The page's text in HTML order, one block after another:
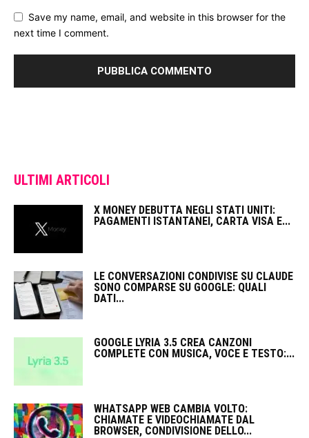
Save my name, email, and website in this browser for the
next time I comment.
ULTIMI ARTICOLI
X MONEY DEBUTTA NEGLI STATI UNITI:
PAGAMENTI ISTANTANEI, CARTA VISA E...
LE CONVERSAZIONI CONDIVISE SU CLAUDE
SONO COMPARSE SU GOOGLE: QUALI
DATI...
GOOGLE LYRIA 3.5 CREA CANZONI
COMPLETE CON MUSICA, VOCE E TESTO:...
WHATSAPP WEB CAMBIA VOLTO:
CHIAMATE E VIDEOCHIAMATE DAL
BROWSER, CONDIVISIONE DELLO...